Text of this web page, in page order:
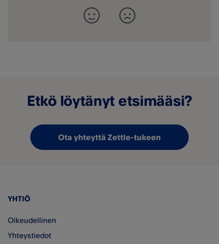
Etkö löytänyt etsimääsi?
Ota yhteyttä Zettle-tukeen
YHTIÖ
Oikeudellinen
Yhteystiedot